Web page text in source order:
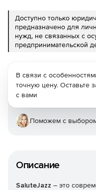
Доступно только
предназначено для
нужд, не связанных с
предпринимательской
Описание
SaluteJazz – это
В связи с
точную цену. Оставьте
с вами
Поможем с